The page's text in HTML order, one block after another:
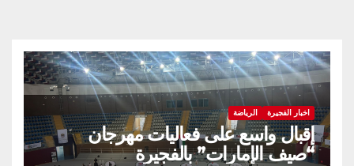
اخبار الفجيرة الرياضة
إقبال واسع على فعاليات مهرجان
“صيف الإمارات” بالفجيرة